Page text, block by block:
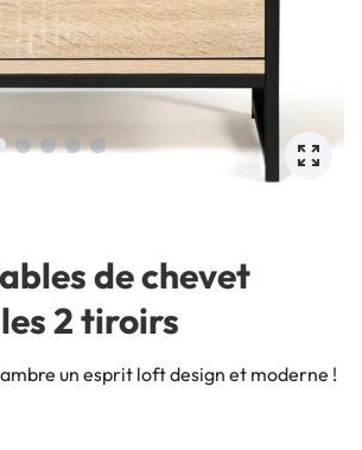
de chevet
2 tiroirs
un esprit loft design et moderne !